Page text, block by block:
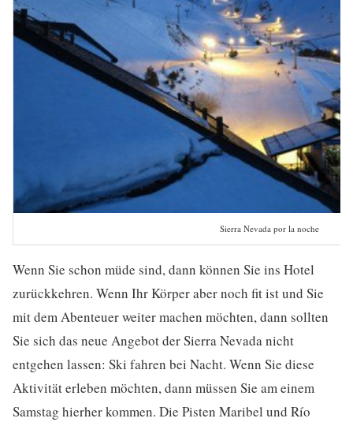
Sierra Nevada por la noche
Wenn Sie schon müde sind, dann können Sie ins Hotel
zurückkehren. Wenn Ihr Körper aber noch fit ist und Sie
mit dem Abenteuer weiter machen möchten, dann sollten
Sie sich das neue Angebot der Sierra Nevada nicht
entgehen lassen: Ski fahren bei Nacht. Wenn Sie diese
Aktivität erleben möchten, dann müssen Sie am einem
Samstag hierher kommen. Die Pisten Maribel und Río